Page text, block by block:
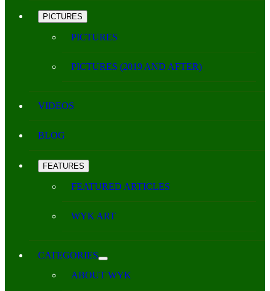
PICTURES
PICTURES
PICTURES (2019 AND AFTER)
VIDEOS
BLOG
FEATURES
FEATURED ARTICLES
WYK ART
CATEGORIES
ABOUT WYK